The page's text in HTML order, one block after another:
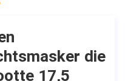
die
17,5